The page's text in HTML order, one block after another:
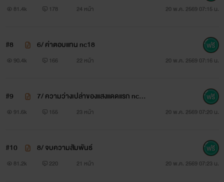
หลง (ปอรัก) : หลงไม่ใช่เด็กเอ๋อ คุณแหละคนนิสัยไม่ดีไปเลย
บุรุษหนึ่ง [โปรดปราณ]
โอ้แมลงปอตัวน้อยเจ้างามนัก ข้าหลงรักเจ้ายิ่งกว่าสิ่งไหน
81.4k 178 24 หน้า 20 พ.ค. 2569 07:15 น.
#8 6/ ค่าตอบแทน nc18
90.4k 166 22 หน้า 20 พ.ค. 2569 07:16 น.
#9
7/ ความว่างเปล่าของแสงแดดแรก nc20
91.6k 155 23 หน้า 20 พ.ค. 2569 07:20 น.
#10 8/ จบความสัมพันธ์
81.2k 220 21 หน้า 20 พ.ค. 2569 07:23 น.